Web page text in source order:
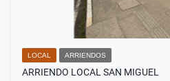
LOCAL ARRIENDOS
ARRIENDO LOCAL SAN MIGUEL